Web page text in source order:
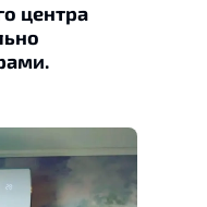
центра